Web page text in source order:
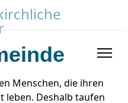
Menschen, die ihren
leben. Deshalb taufen